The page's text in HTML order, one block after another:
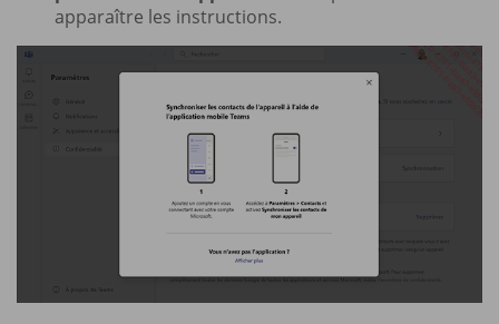
apparaître les instructions.